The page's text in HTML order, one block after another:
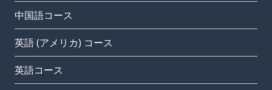
中国語コース
英語 (アメリカ) コース
英語コース